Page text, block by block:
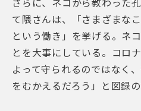
さらに、ネコから教わった
て隈さんは、「さまざまな
という働き」を挙げる。ネ
とを大事にしている。コロ
よって守られるのではなく
をむかえるだろう」と図録